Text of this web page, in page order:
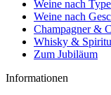
Weine nach
Weine nach
Champagner &
Whisky &
Zum Jubiläum
Informationen